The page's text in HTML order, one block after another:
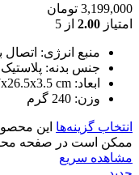
3,199,000 تومان
امتیاز 2.00 از 5
منبع انرژی: اتصال
جنس بدنه: پلاستیک ABS
ابعاد: 7x26.5x3.5 cm
وزن: 240 گرم
انتخاب گزینه‌ها این
ممکن است در صفحه
مشاهده سریع